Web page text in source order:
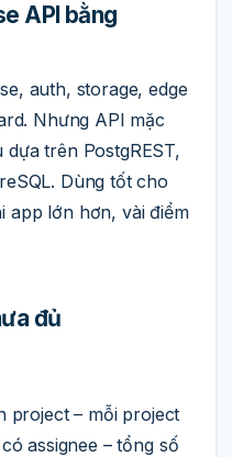
API bằng
auth, storage, edge
Nhưng API mặc
trên PostgREST,
Dùng tốt cho
app lớn hơn, vài điểm
đủ
project – mỗi project
assignee – tổng số